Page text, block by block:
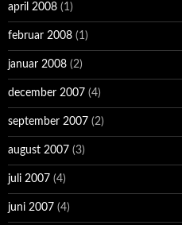
april 2008 (1)
februar 2008 (1)
januar 2008 (2)
december 2007 (4)
september 2007 (2)
august 2007 (3)
juli 2007 (4)
juni 2007 (4)